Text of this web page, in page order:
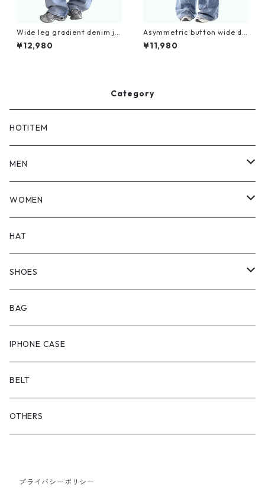
Wide leg gradient denim je
ans D0192
¥12,980
Asymmetric button wide de
nim jeans D0198
¥11,980
Category
HOTITEM
MEN
TOPS
BOTTOMS
OUTER
WOMEN
TOPS
BOTTOMS
ONEPIECE
OUTER
HAT
SHOES
ブーツ
スニーカー
サンダル
BAG
IPHONE CASE
BELT
OTHERS
プライバシーポリシー